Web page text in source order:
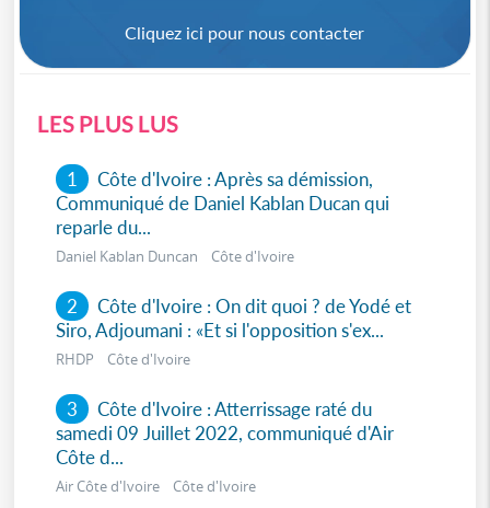
Cliquez ici pour nous contacter
LES PLUS LUS
1 Côte d'Ivoire : Après sa démission,
Communiqué de Daniel Kablan Ducan qui
reparle du...
Daniel Kablan Duncan Côte d'Ivoire
2 Côte d'Ivoire : On dit quoi ? de Yodé et
Siro, Adjoumani : «Et si l'opposition s'ex...
RHDP Côte d'Ivoire
3 Côte d'Ivoire : Atterrissage raté du
samedi 09 Juillet 2022, communiqué d'Air
Côte d...
Air Côte d'Ivoire Côte d'Ivoire